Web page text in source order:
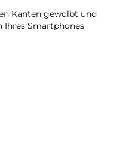
Kanten gewölbt und
Ihres Smartphones
in den